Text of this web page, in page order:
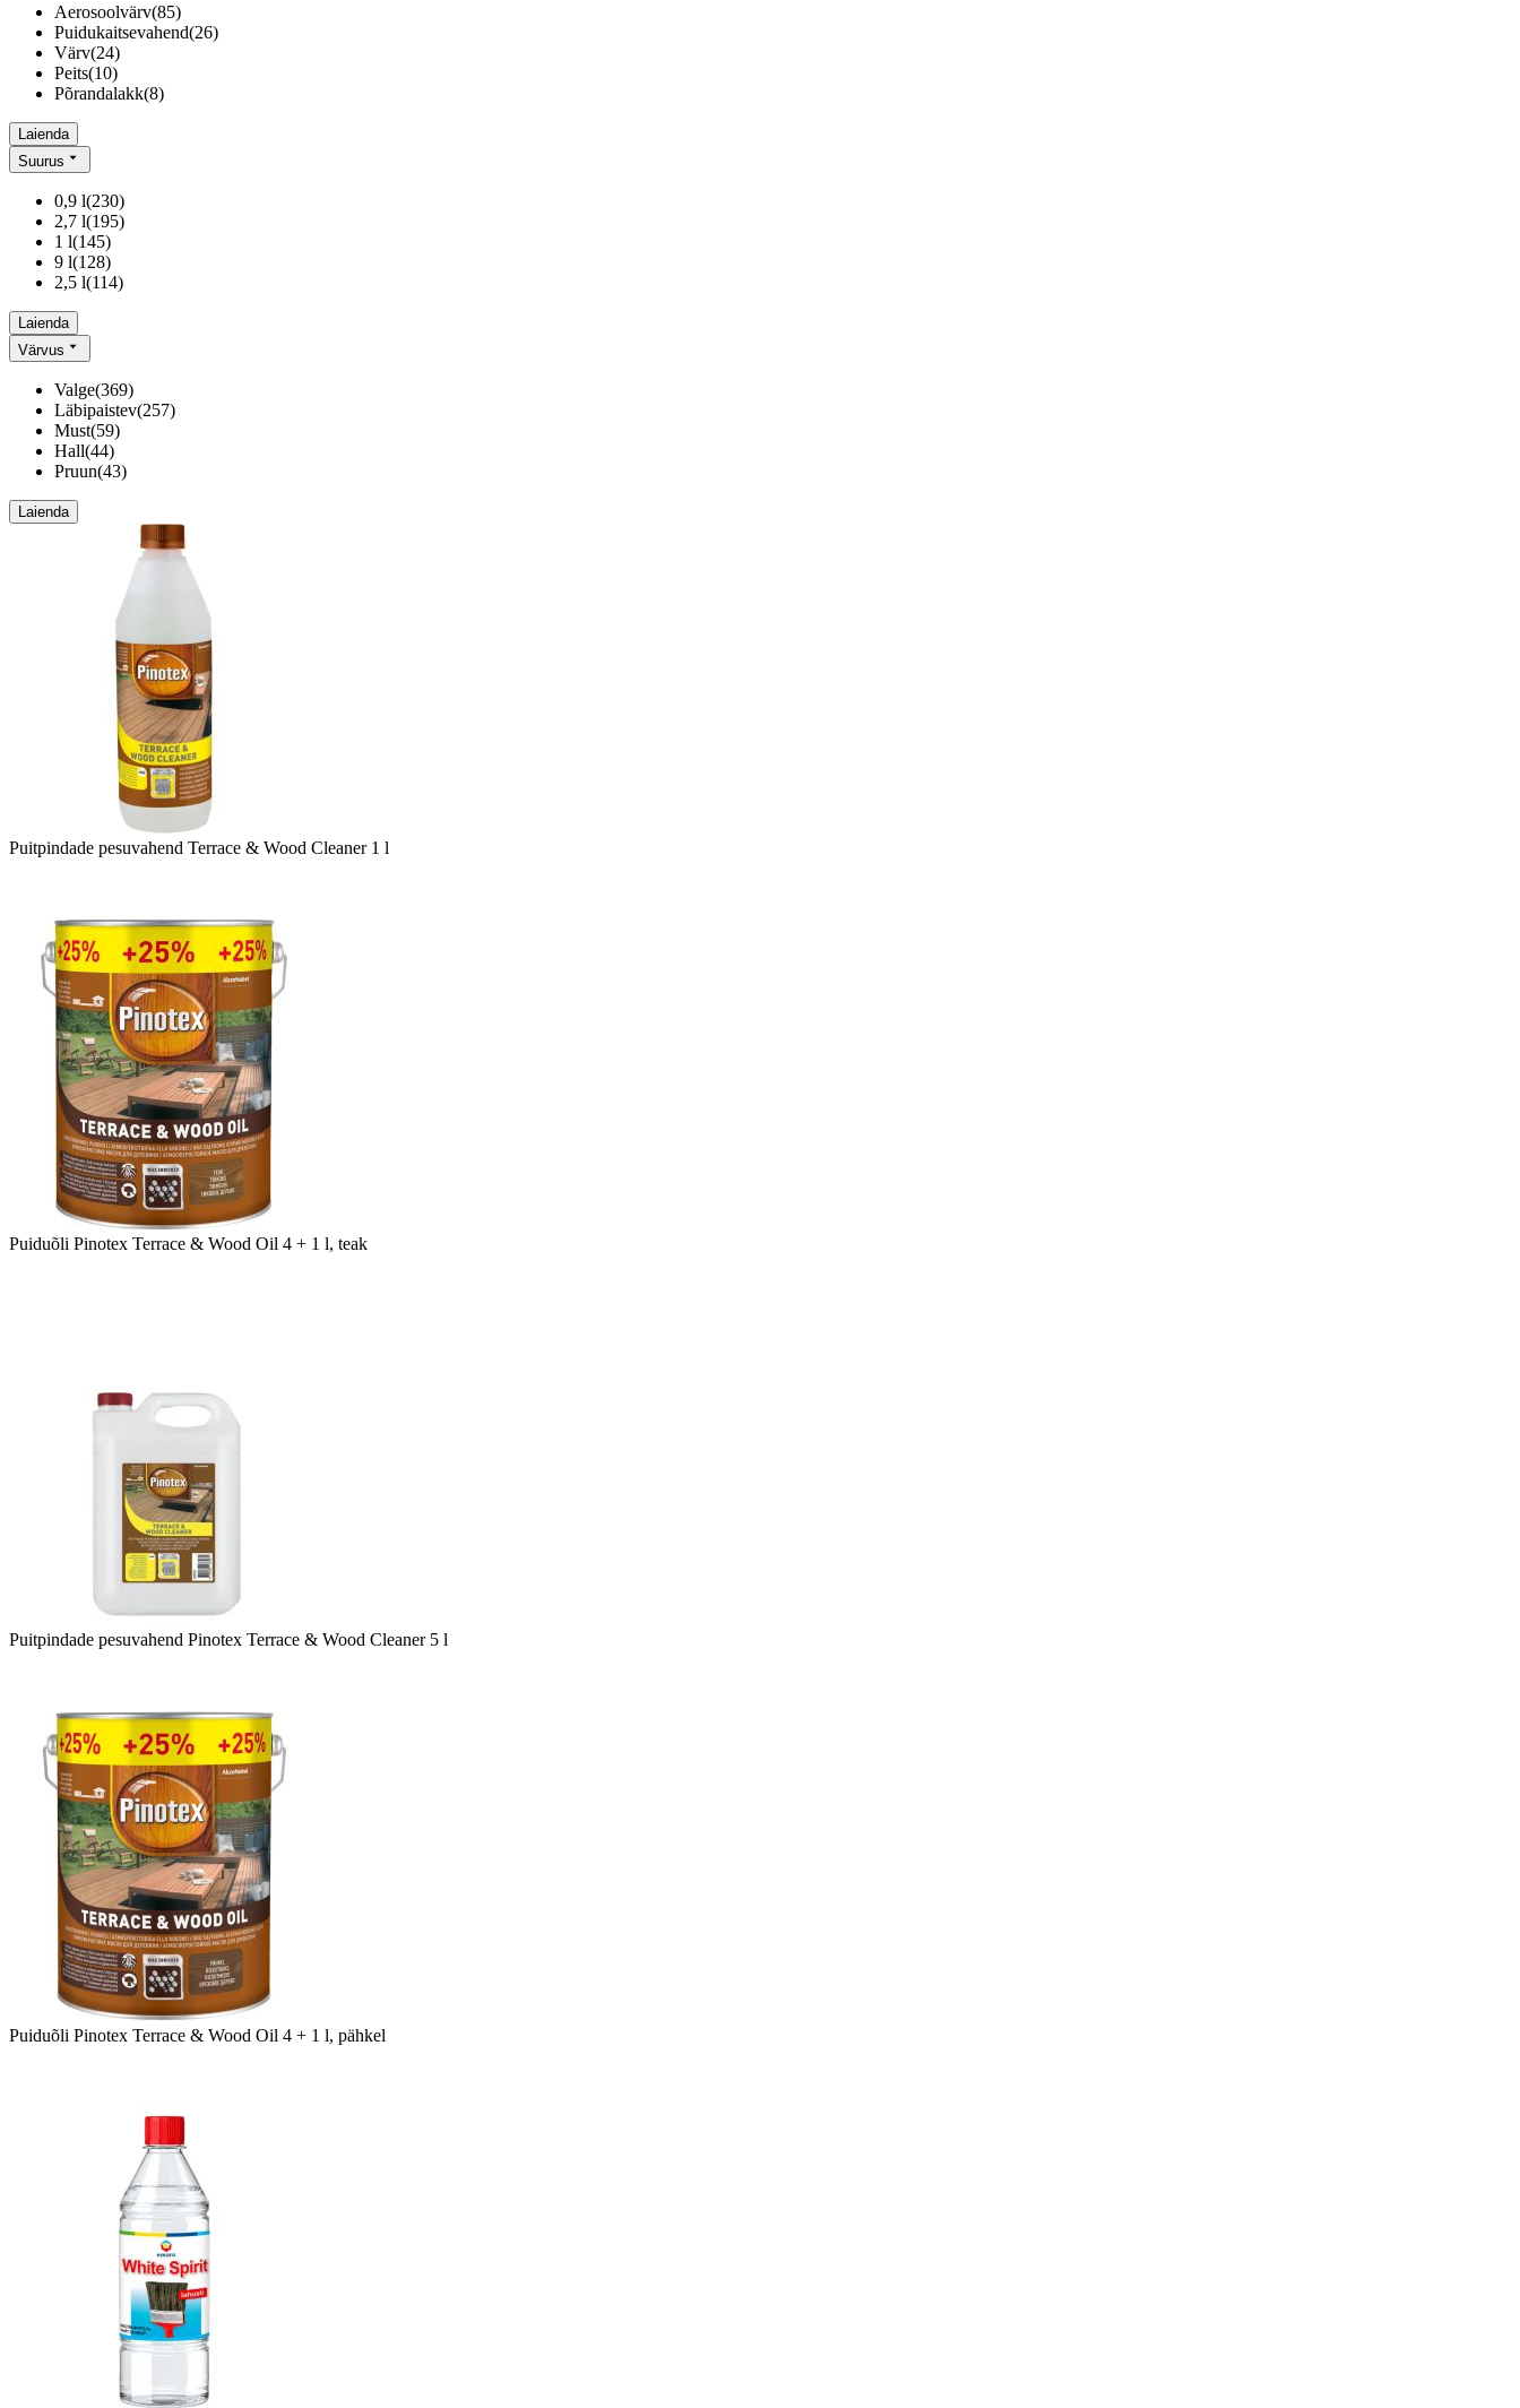
Aerosoolvärv(85)
Puidukaitsevahend(26)
Värv(24)
Peits(10)
Põrandalakk(8)
Laienda
Suurus
0,9 l(230)
2,7 l(195)
1 l(145)
9 l(128)
2,5 l(114)
Laienda
Värvus
Valge(369)
Läbipaistev(257)
Must(59)
Hall(44)
Pruun(43)
Laienda
Puitpindade pesuvahend Terrace & Wood Cleaner 1 l
Puiduõli Pinotex Terrace & Wood Oil 4 + 1 l, teak
Puitpindade pesuvahend Pinotex Terrace & Wood Cleaner 5 l
Puiduõli Pinotex Terrace & Wood Oil 4 + 1 l, pähkel